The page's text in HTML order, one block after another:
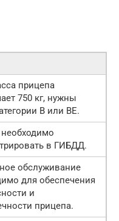
прицепа
750 кг, нужны
B или BE.
в ГИБДД.
обслуживание
для обеспечения
и
прицепа.